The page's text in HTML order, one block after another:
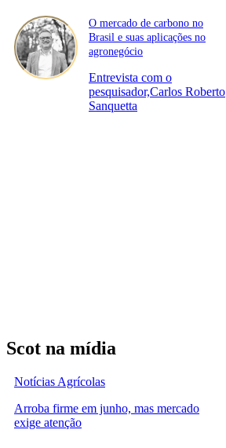
O mercado de carbono no
Brasil e suas aplicações no
agronegócio
Entrevista com o
pesquisador,Carlos Roberto
Sanquetta
Scot na mídia
Notícias Agrícolas
Arroba firme em junho, mas mercado
exige atenção